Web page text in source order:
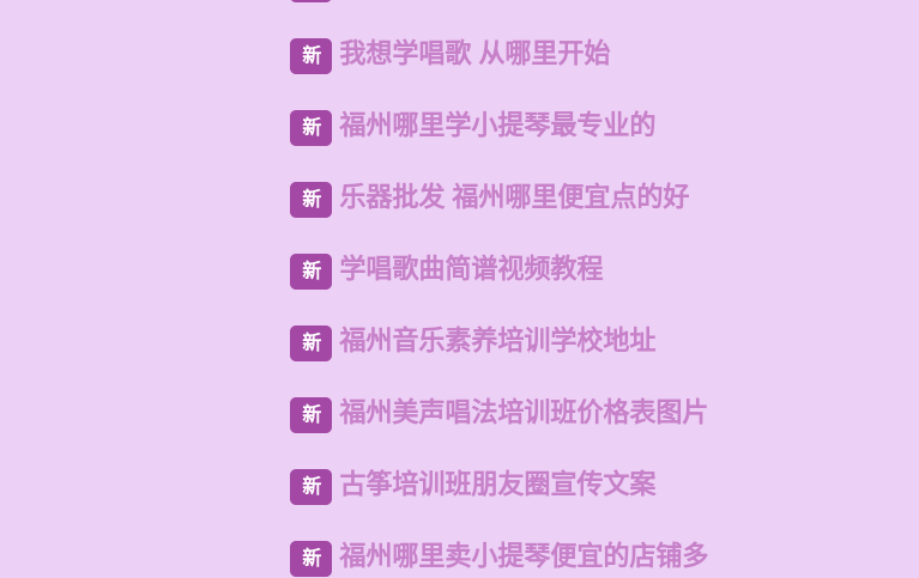
新 我想学唱歌 从哪里开始
新 福州哪里学小提琴最专业的
新 乐器批发 福州哪里便宜点的好
新 学唱歌曲简谱视频教程
新 福州音乐素养培训学校地址
新 福州美声唱法培训班价格表图片
新 古筝培训班朋友圈宣传文案
新 福州哪里卖小提琴便宜的店铺多